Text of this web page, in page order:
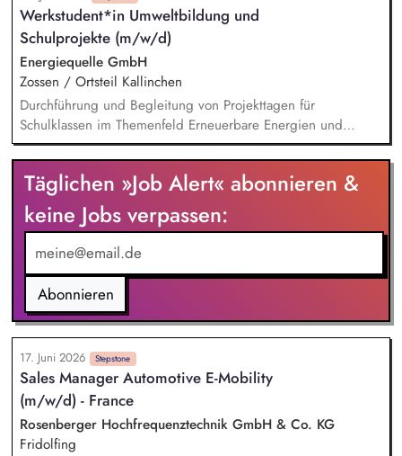
Werkstudent*in Umweltbildung und
Schulprojekte (m/w/d)
Energiequelle GmbH
Zossen / Ortsteil Kallinchen
Durchführung und Begleitung von Projekttagen für
Schulklassen im Themenfeld Erneuerbare Energien und
Klimawandel Vermittlung von Inhalten durch Präsentationen,
spielerische Übungen und einfache Experimente Betreuung
von Besuchergruppen sowie Durchführung von Führungen in
Windenergieanlagen (ohne Aufstieg) Sicherstellung eines
reibungslosen Ablaufs inkl. Vor- und Nachbereitung der
Programminhalte Mitgestaltung eines positiven und
nachhaltigen Lernerlebnisses gemeinsam mit dem Team vor
Ort Erstellung von Content für Social Media zur Begleitung
der Projekte und Einblicke in die Bildungsarbeit
Täglichen »Job Alert« abonnieren &
keine Jobs verpassen:
Abonnieren
17. Juni 2026 Stepstone
Sales Manager Automotive E-Mobility
(m/w/d) - France
Rosenberger Hochfrequenztechnik GmbH & Co. KG
Fridolfing